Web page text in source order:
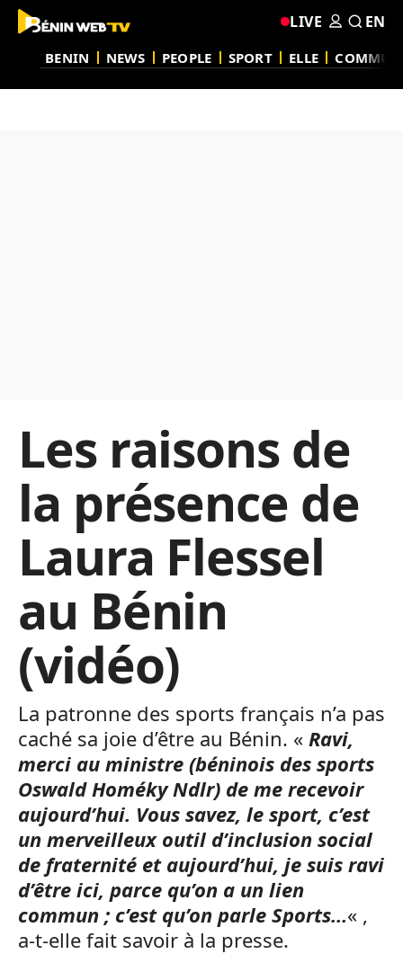
BENIN NEWS PEOPLE SPORT ELLE
LIVE EN
Les raisons de
la présence de
Laura Flessel
au Bénin
(vidéo)
La patronne des sports français n’a pas
caché sa joie d’être au Bénin. « Ravi,
merci au ministre (béninois des sports
Oswald Homéky Ndlr) de me recevoir
aujourd’hui. Vous savez, le sport, c’est
un merveilleux outil d’inclusion social
de fraternité et aujourd’hui, je suis ravi
d’être ici, parce qu’on a un lien
commun ; c’est qu’on parle Sports…« ,
a-t-elle fait savoir à la presse.